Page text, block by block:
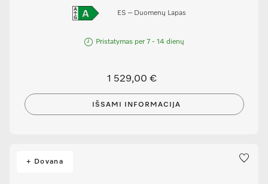
ES – Duomenų Lapas
Pristatymas per 7 - 14 dienų
1 529,00 €
IŠSAMI INFORMACIJA
+ Dovana